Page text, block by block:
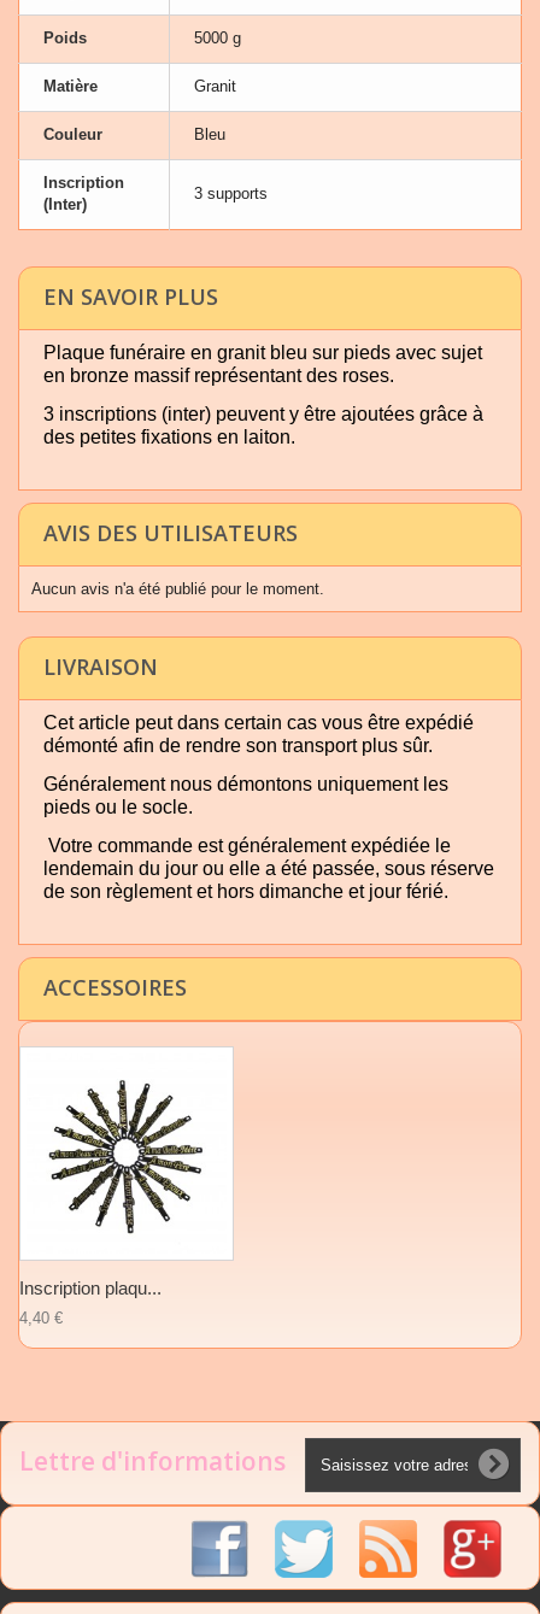
Poids 5000 g
Matière Granit
Couleur Bleu
Inscription
(Inter)
3 supports
EN SAVOIR PLUS
Plaque funéraire en granit bleu sur pieds avec sujet
en bronze massif représentant des roses.
3 inscriptions (inter) peuvent y être ajoutées grâce à
des petites fixations en laiton.
AVIS DES UTILISATEURS
Aucun avis n'a été publié pour le moment.
LIVRAISON
Cet article peut dans certain cas vous être expédié
démonté afin de rendre son transport plus sûr.
Généralement nous démontons uniquement les
pieds ou le socle.
Votre commande est généralement expédiée le
lendemain du jour ou elle a été passée, sous réserve
de son règlement et hors dimanche et jour férié.
ACCESSOIRES
Inscription plaqu...
4,40 €
Lettre d'informations